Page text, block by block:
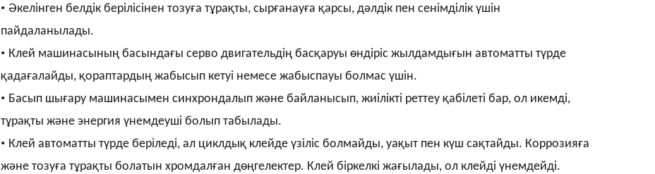
• Әкелінген белдік берілісінен тозуға тұрақты, сырғанауға қарсы, дәлдік пен сенімділік үшін
пайдаланылады.
• Клей машинасының басындағы серво двигательдің басқаруы өндіріс жылдамдығын автоматты түрде
қадағалайды, қораптардың жабысып кетуі немесе жабыспауы болмас үшін.
• Басып шығару машинасымен синхрондалып және байланысып, жиілікті реттеу қабілеті бар, ол икемді,
тұрақты және энергия үнемдеуші болып табылады.
• Клей автоматты түрде беріледі, ал циклдық клейде үзіліс болмайды, уақыт пен күш сақтайды. Коррозияға
және тозуға тұрақты болатын хромдалған дөңгелектер. Клей біркелкі жағылады, ол клейді үнемдейді.